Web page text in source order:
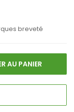
breveté
AU PANIER